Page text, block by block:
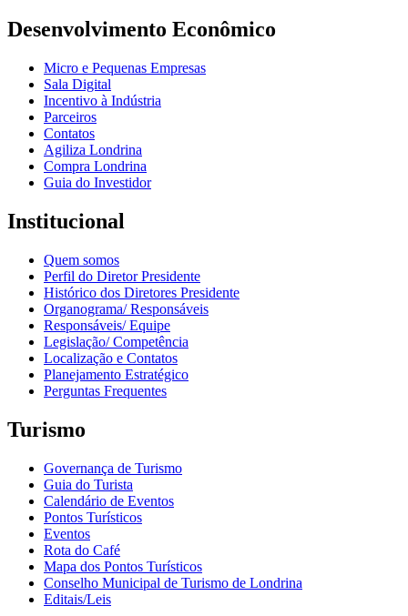
Desenvolvimento Econômico
Micro e Pequenas Empresas
Sala Digital
Incentivo à Indústria
Parceiros
Contatos
Agiliza Londrina
Compra Londrina
Guia do Investidor
Institucional
Quem somos
Perfil do Diretor Presidente
Histórico dos Diretores Presidente
Organograma/ Responsáveis
Responsáveis/ Equipe
Legislação/ Competência
Localização e Contatos
Planejamento Estratégico
Perguntas Frequentes
Turismo
Governança de Turismo
Guia do Turista
Calendário de Eventos
Pontos Turísticos
Eventos
Rota do Café
Mapa dos Pontos Turísticos
Conselho Municipal de Turismo de Londrina
Editais/Leis